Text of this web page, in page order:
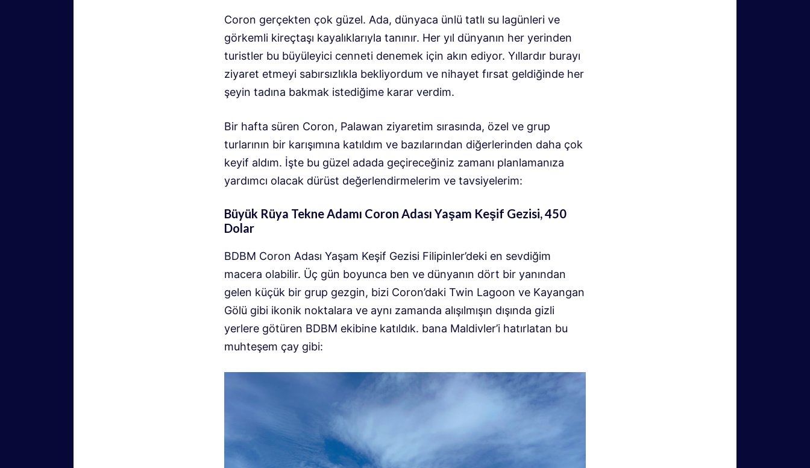
Coron gerçekten çok güzel. Ada, dünyaca ünlü tatlı su lagünleri ve
görkemli kireçtaşı kayalıklarıyla tanınır. Her yıl dünyanın her yerinden
turistler bu büyüleyici cenneti denemek için akın ediyor. Yıllardır burayı
ziyaret etmeyi sabırsızlıkla bekliyordum ve nihayet fırsat geldiğinde her
şeyin tadına bakmak istediğime karar verdim.
Bir hafta süren Coron, Palawan ziyaretim sırasında, özel ve grup
turlarının bir karışımına katıldım ve bazılarından diğerlerinden daha çok
keyif aldım. İşte bu güzel adada geçireceğiniz zamanı planlamanıza
yardımcı olacak dürüst değerlendirmelerim ve tavsiyelerim:
Büyük Rüya Tekne Adamı Coron Adası Yaşam Keşif Gezisi, 450
Dolar
BDBM Coron Adası Yaşam Keşif Gezisi Filipinler’deki en sevdiğim
macera olabilir. Üç gün boyunca ben ve dünyanın dört bir yanından
gelen küçük bir grup gezgin, bizi Coron’daki Twin Lagoon ve Kayangan
Gölü gibi ikonik noktalara ve aynı zamanda alışılmışın dışında gizli
yerlere götüren BDBM ekibine katıldık. bana Maldivler’i hatırlatan bu
muhteşem çay gibi: